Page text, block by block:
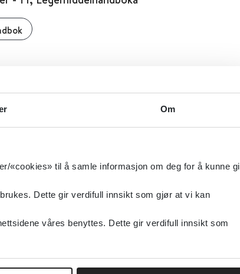
Om
«cookies» til å samle informasjon om deg for å kunne gi
Dette gir verdifull innsikt som gjør at vi kan
våres benyttes. Dette gir verdifull innsikt som
(FHI) 2020